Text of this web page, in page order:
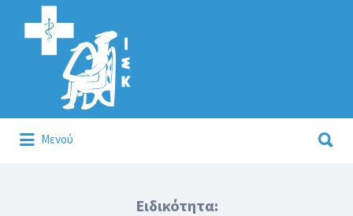
Αναζήτηση
για:
Μενού
για:
Ειδικότητα: